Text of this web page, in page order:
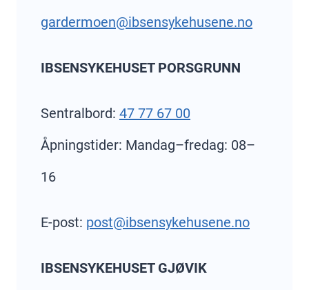
gardermoen@ibsensykehusene.no
IBSENSYKEHUSET PORSGRUNN
Sentralbord: 47 77 67 00
Åpningstider: Mandag–fredag: 08–
16
E-post: post@ibsensykehusene.no
IBSENSYKEHUSET GJØVIK